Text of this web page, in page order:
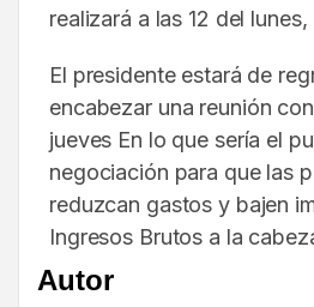
realizará a las 12 del
El presidente estará de
encabezar una reunión
jueves En lo que sería el
negociación para que las
reduzcan gastos y bajen
Ingresos Brutos a la
Autor